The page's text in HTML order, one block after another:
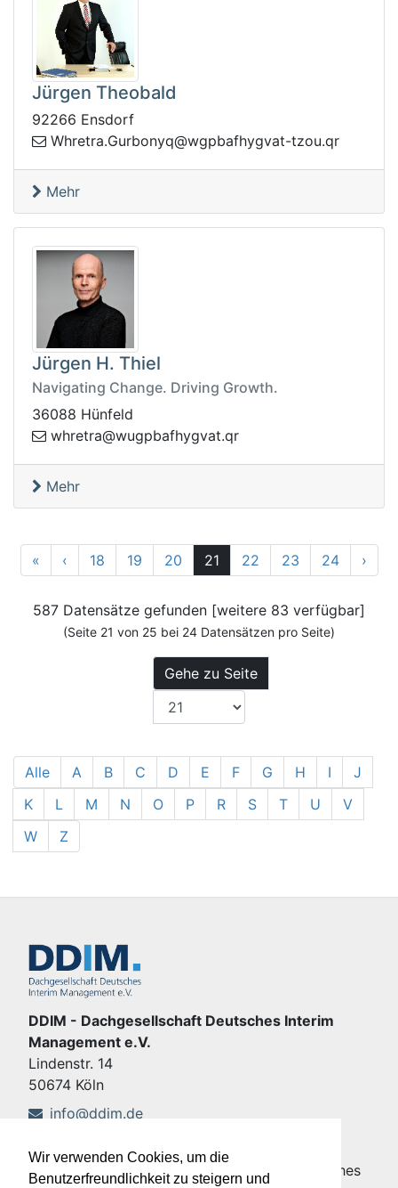
Wir verwenden Cookies, um die
Benutzerfreundlichkeit zu steigern und
Jürgen Theobald
92266 Ensdorf
rq.uo
zt-tavgyhfabpgw@qynobruG.arterhW
Mehr
Jürgen H. Thiel
Navigating Change. Driving Growth.
36088 Hünfeld
rq.tavgyhfabpguw@arterhw
Mehr
«1 ‹Zurück
18 19 20 21 22 23 24 ›Vor
587 Datensätze gefunden [weitere 83 verfügbar]
(Seite 21 von 25 bei 24 Datensätzen pro Seite)
Gehe zu Seite
Alle A B C D E F G H I
J
K
L M N O P R S T U
V
W
Z
DDIM - Dachgesellschaft Deutsches Interim
Management e.V.
Lindenstr. 14
50674 Köln
info@ddim.de
Copyright © DDIM - Dachgesellschaft Deutsches